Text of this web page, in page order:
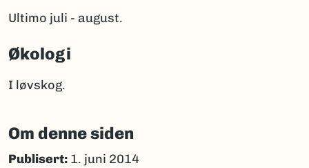
Ultimo juli - august.
Økologi
I løvskog.
Om denne siden
Publisert: 1. juni 2014